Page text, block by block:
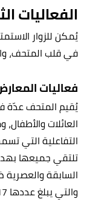
الفعاليات
يُمكن للزوار
في قلب المتحف،
فعاليات
يُقيم المتحف عدّة
العائلات
التفاعلية التي
تلتقي جميعها
السابقة
والتي يبلغ عددها 17 معرضًا موزعًا في 6 مساحات مختلفة.